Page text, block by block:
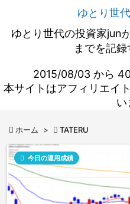
ゆとり世
ゆとり世代の投資家jun
までを記録
2015/08/03 から
本サイトはアフィリエイ
い
 ホーム >  TATERU
 今日の運用成績